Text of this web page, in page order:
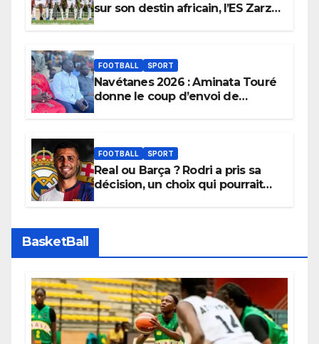
sur son destin africain, l’ES Zarzis
FOOTBALL SPORT
Navétanes 2026 : Aminata Touré
donne le coup d’envoi de
apaisées.
FOOTBALL SPORT
Real ou Barça ? Rodri a pris sa
décision, un choix qui pourrait
BasketBall